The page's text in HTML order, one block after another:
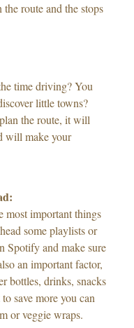
route and the stops
time driving? You
little towns?
the route, it will
will make your
most important things
some playlists or
Spotify and make sure
an important factor,
bottles, drinks, snacks
save more you can
or veggie wraps.